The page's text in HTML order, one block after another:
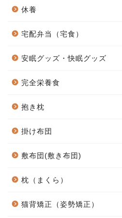
休養
宅配弁当（宅食）
安眠グッズ・快眠グッズ
完全栄養食
抱き枕
掛け布団
敷布団(敷き布団)
枕（まくら）
猫背矯正（姿勢矯正）